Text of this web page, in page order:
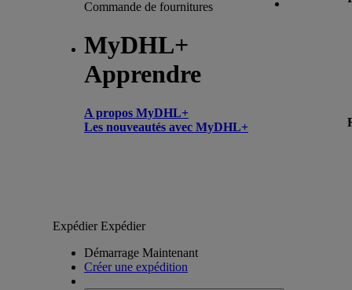
Commande de fournitures
MyDHL+
Apprendre
A propos MyDHL+
Les nouveautés avec MyDHL+
ExpédierExpédier
Démarrage Maintenant
Créer une expédition